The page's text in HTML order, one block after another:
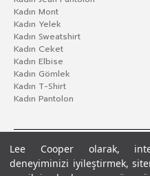
Lee Cooper olarak,
deneyiminizi iyileştirmek,
Kadın Mont
Kadın Yelek
Kadın Sweatshirt
Kadın Ceket
Kadın Elbise
Kadın Gömlek
Kadın T-Shirt
Kadın Pantolon